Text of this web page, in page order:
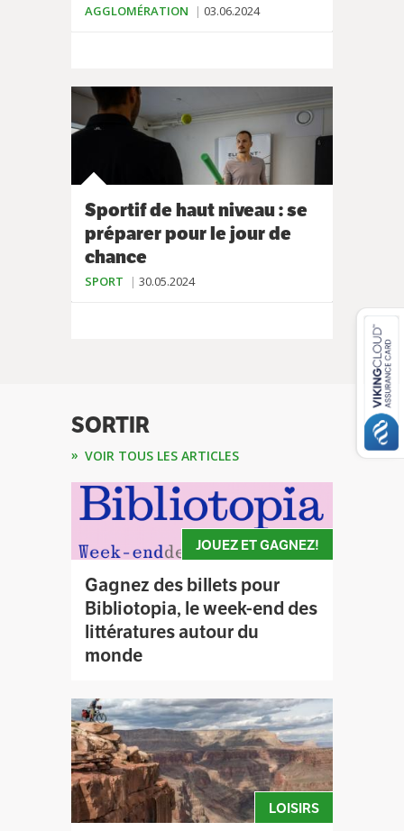
AGGLOMÉRATION 03.06.2024
Sportif de haut niveau : se
préparer pour le jour de
chance
SPORT 30.05.2024
SORTIR
JOUEZ ET GAGNEZ!
Gagnez des billets pour
Bibliotopia, le week-end des
littératures autour du
monde
LOISIRS
VOIR TOUS LES ARTICLES